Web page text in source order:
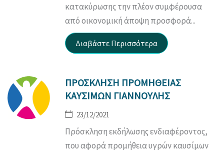
κατακύρωσης την πλέον συμφέρουσα
από οικονομική άποψη προσφορά...
ΠΡΟΣΚΛΗΣΗ ΠΡΟΜΗΘΕΙΑΣ
ΚΑΥΣΙΜΩΝ ΓΙΑΝΝΟΥΛΗΣ
23/12/2021
Πρόσκληση εκδήλωσης ενδιαφέροντος,
που αφορά προμήθεια υγρών καυσίμων